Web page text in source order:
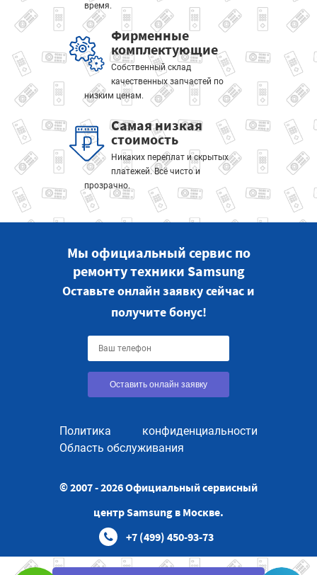
время.
Фирменные
комплектующие
Собственный склад
качественных запчастей по
низким ценам.
Самая низкая
стоимость
Никаких переплат и скрытых
платежей. Всё чисто и
прозрачно.
Мы официальный сервис по
ремонту техники Samsung
Оставьте онлайн заявку сейчас и
получите бонус!
Оставить онлайн заявку
Политика конфиденциальности
Область обслуживания
© 2007 - 2026 Официальный сервисный
центр Samsung в Москве.
+7 (499) 450-93-73